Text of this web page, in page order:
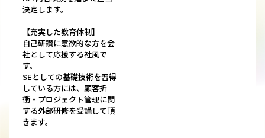
決定します。
【充実した教育体制】
自己研鑽に意欲的な方を会
社として応援する社風で
す。
SEとしての基礎技術を習得
している方には、顧客折
衝・プロジェクト管理に関
する外部研修を受講して頂
きます。